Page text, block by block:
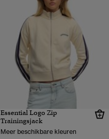
Essential Logo Zip
Trainingsjack
Meer beschikbare kleuren